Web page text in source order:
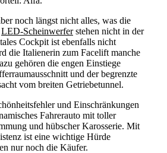
noch längst nicht alles, was die
LED-Scheinwerferstehen nicht in der
Cockpit ist ebenfalls nicht
die Italienerin zum Facelift manche
gehören die engen Einstiege
und der begrenzte
vom breiten Getriebetunnel.
und Einschränkungen
Fahrerauto mit toller
und hübscher Karosserie. Mit
ist eine wichtige Hürde
nur noch die Käufer.